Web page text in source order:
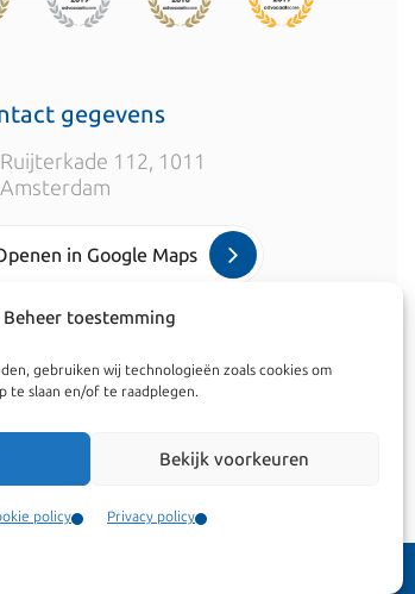
Beheer toestemming
gebruiken wij technologieën zoals cookies om
te slaan en/of te raadplegen.
Bekijk voorkeuren
policy Privacy policy
gegevens
112, 1011
in Google Maps
+31 20 520 7050